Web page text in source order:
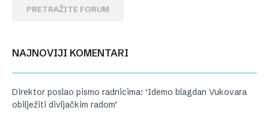
PRETRAŽITE FORUM
NAJNOVIJI KOMENTARI
Direktor poslao pismo radnicima: ‘Idemo blagdan Vukovara
obilježiti divljačkim radom’